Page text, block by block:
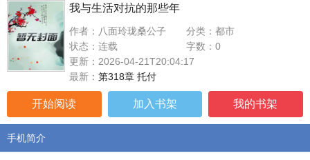
我与生活对抗的那些年
作者：八面玲珑桑公子
分类：都市
状态：连载
字数：0
更新：2026-04-21T20:04:17
最新： 第318章 托付
开始阅读 加入书架 我的书架
手机简介